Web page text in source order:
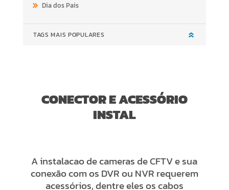
Dia dos Pais
TAGS MAIS POPULARES
CONECTOR E ACESSÓRIO
INSTAL
A instalacao de cameras de CFTV e sua
conexão com os DVR ou NVR requerem
acessórios, dentre eles os cabos